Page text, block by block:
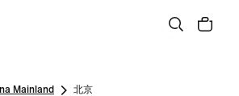
Mainland 北京